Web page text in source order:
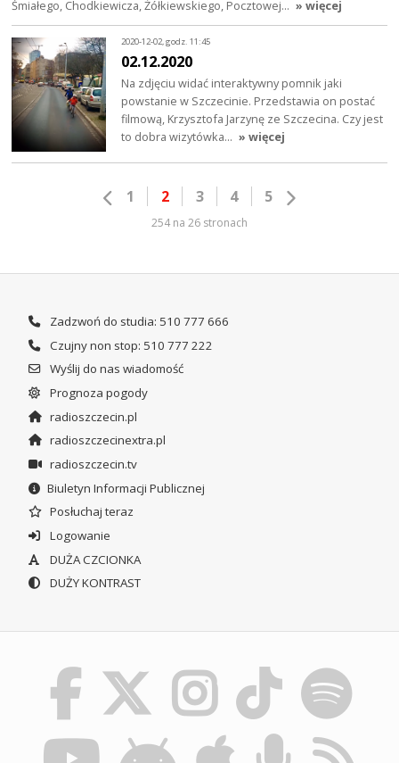
Śmiałego, Chodkiewicza, Żółkiewskiego, Pocztowej… » więcej
2020-12-02, godz. 11:45
02.12.2020
Na zdjęciu widać interaktywny pomnik jaki
powstanie w Szczecinie. Przedstawia on postać
filmową, Krzysztofa Jarzynę ze Szczecina. Czy jest
to dobra wizytówka… » więcej
1 2 3 4 5
254 na 26 stronach
Zadzwoń do studia: 510 777 666
Czujny non stop: 510 777 222
Wyślij do nas wiadomość
Prognoza pogody
radioszczecin.pl
radioszczecinextra.pl
radioszczecin.tv
Biuletyn Informacji Publicznej
Posłuchaj teraz
Logowanie
DUŻA CZCIONKA
DUŻY KONTRAST